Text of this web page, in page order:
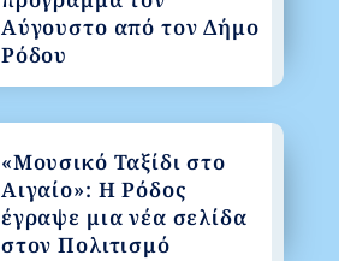
Αύγουστο από τον Δήμο
Ρόδου
«Μουσικό Ταξίδι στο
Αιγαίο»: Η Ρόδος
έγραψε μια νέα σελίδα
στον Πολιτισμό